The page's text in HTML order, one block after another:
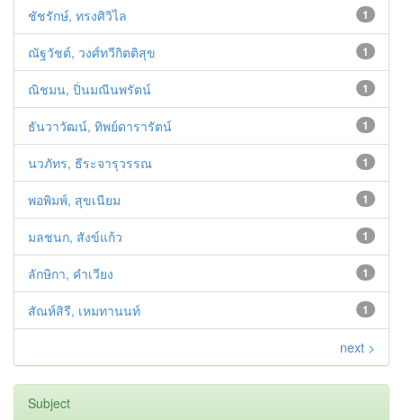
1
ชัชรักษ์, ทรงศิวิไล
1
ณัฐวัชต์, วงศ์ทวีกิตติสุข
1
ณิชมน, ปิ่นมณีนพรัตน์
1
ธันวาวัฒน์, ทิพย์ดารารัตน์
1
นวภัทร, ธีระจารุวรรณ
1
พอพิมพ์, สุขเนียม
1
มลชนก, สังข์แก้ว
1
ลักษิกา, คำเวียง
1
สัณห์สิรี, เหมทานนท์
next >
Subject